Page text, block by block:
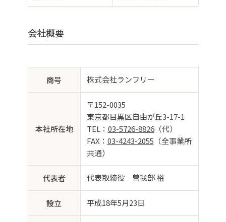
会社概要
商号 株式会社ランフリー
本社所在地
〒152-0035
東京都目黒区自由が丘3-17-1
TEL： 03-5726-8826（代）
FAX： 03-4243-2055 （全事業所
共通）
代表者 代表取締役 曽我部 裕
設立 平成18年5月23日